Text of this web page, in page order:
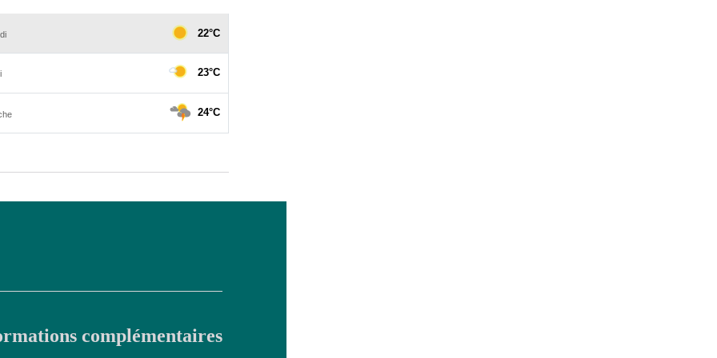
complémentaires